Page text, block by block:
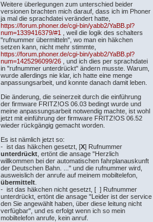
Weitere überlegungen zum unterschied beider
versionen brachten mich darauf, dass ich im Phoner
ja mal die sprachdatei verändert hatte,
https://forum.phoner.de/cgi-bin/yabb2/YaBB.pl?
num=1339416379/#1
, weil die logik des schalters
"rufnummer übermitteln", wo man ein häkchen
setzen kann, nicht mehr stimmte,
https://forum.phoner.de/cgi-bin/yabb2/YaBB.pl?
num=1425296099/26 , und ich dies per sprachdatei
in "rufnummer unterdrückt" ändern musste. Warum,
wurde allerdings nie klar, ich hatte eine menge
anpassungsarbeit, und konnte danach damit leben.
Die änderung, die seinerzeit durch die einführung
der firmware FRITZ!OS 06.03 bedingt wurde und
meine anpassungsarbeit notwendig machte, ist wohl
jetzt mit einführung der firmware FRITZ!OS 06.52
wieder rückgängig gemacht worden.
Es ist nämlich jetzt so:
- ist das häkchen gesetzt, [X] Rufnummer
unterdrückt , ertönt die ansage "Herzlich
willkommen bei der automatischen fahrplanauskunft
der Deutschen Bahn. ..." und die rufnummer wird,
ausweislich der anrufe auf meinem mobiltelefon,
übermittelt
- ist das häkchen nicht gesetzt, [ ] Rufnummer
unterdrückt, ertönt die ansage "Leider ist der service
den Sie angewählt haben, über diese leitung nicht
verfügbar", und es erfolgt wenn ich so mein
mobiltelefon anrufe, kein anruf.